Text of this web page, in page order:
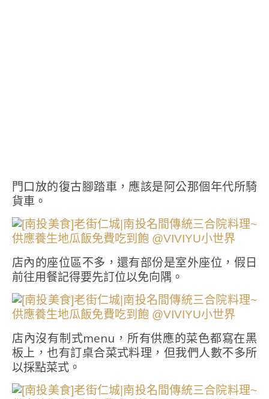
門口放的復古腳踏車，應該是阿公那個年代所騎
貨車。
店內的座位區不多，還有部份是室外座位，假日
前往用餐記得要先訂位以免向隅。
店內沒有制式menu，所有供應的菜色都寫在黑
板上，也有訂桌合菜式料理，但我們人數不多所
以採點菜式。